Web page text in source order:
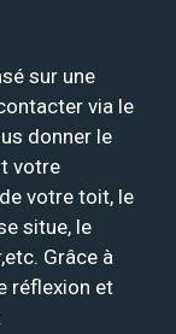
sur une
via le
donner le
votre
votre toit, le
situe, le
Grâce à
réflexion et